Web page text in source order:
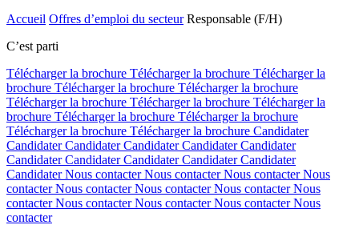
Accueil Offres d’emploi du secteur Responsable (F/H)
C’est parti
Télécharger la brochure Télécharger la brochure Télécharger la
brochure Télécharger la brochure Télécharger la brochure
Télécharger la brochure Télécharger la brochure Télécharger la
brochure Télécharger la brochure Télécharger la brochure
Télécharger la brochure Télécharger la brochure Candidater
CandidaterCandidaterCandidaterCandidaterCandidater
CandidaterCandidaterCandidaterCandidaterCandidater
CandidaterNous contacterNous contacterNous contacterNous
contacterNous contacterNous contacterNous contacterNous
contacterNous contacterNous contacterNous contacterNous
contacter